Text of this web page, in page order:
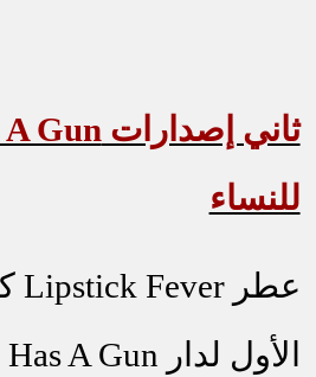
ثاني إصدارات Gun
للنساء
عطرLipstick Fever
الأول لدار A Gun